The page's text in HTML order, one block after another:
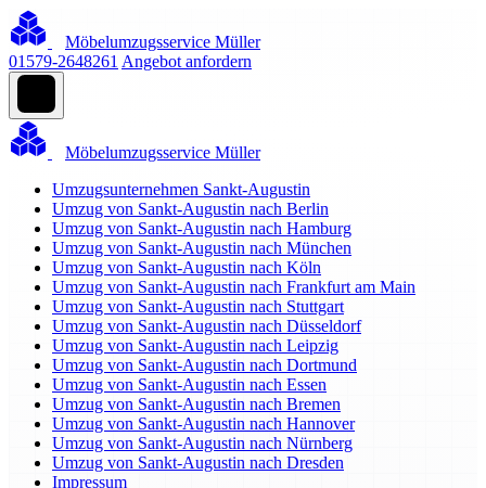
Möbelumzugsservice Müller
01579-2648261 Angebot anfordern
Möbelumzugsservice Müller
Umzugsunternehmen Sankt-Augustin
Umzug von Sankt-Augustin nach Berlin
Umzug von Sankt-Augustin nach Hamburg
Umzug von Sankt-Augustin nach München
Umzug von Sankt-Augustin nach Köln
Umzug von Sankt-Augustin nach Frankfurt am Main
Umzug von Sankt-Augustin nach Stuttgart
Umzug von Sankt-Augustin nach Düsseldorf
Umzug von Sankt-Augustin nach Leipzig
Umzug von Sankt-Augustin nach Dortmund
Umzug von Sankt-Augustin nach Essen
Umzug von Sankt-Augustin nach Bremen
Umzug von Sankt-Augustin nach Hannover
Umzug von Sankt-Augustin nach Nürnberg
Umzug von Sankt-Augustin nach Dresden
Impressum